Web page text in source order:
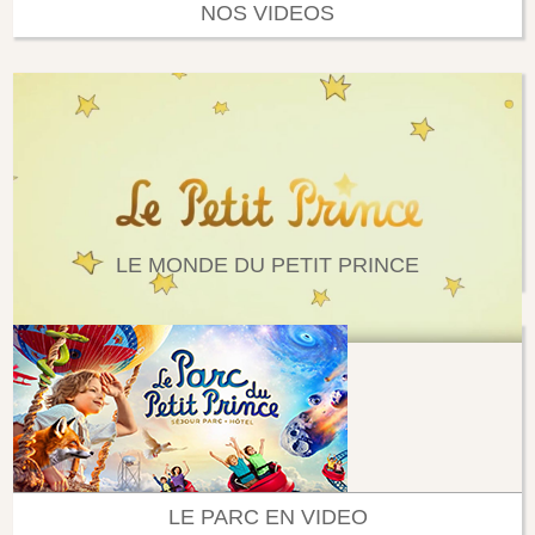
NOS VIDEOS
LE MONDE DU PETIT PRINCE
LE PARC EN VIDEO